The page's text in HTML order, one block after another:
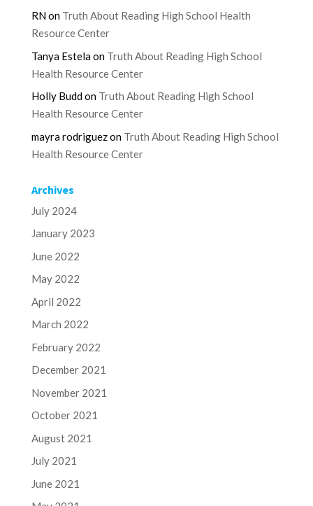
RNon Truth About Reading High School Health
Resource Center
Tanya Estelaon Truth About Reading High School
Health Resource Center
Holly Buddon Truth About Reading High School
Health Resource Center
mayra rodriguezon Truth About Reading High School
Health Resource Center
Archives
July 2024
January 2023
June 2022
May 2022
April 2022
March 2022
February 2022
December 2021
November 2021
October 2021
August 2021
July 2021
June 2021